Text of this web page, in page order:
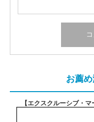
お薦め
【エクスクルーシブ・マ